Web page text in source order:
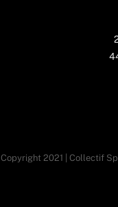
Copyright 2021 | Collectif